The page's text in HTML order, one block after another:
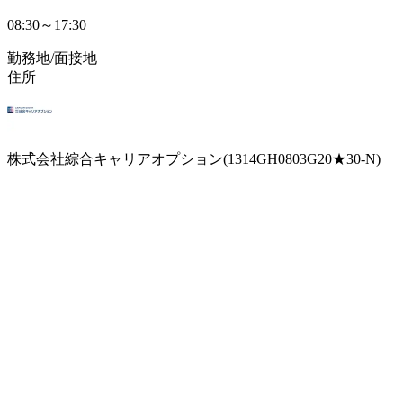
08:30～17:30
勤務地/面接地
住所
株式会社綜合キャリアオプション(1314GH0803G20★30-N)